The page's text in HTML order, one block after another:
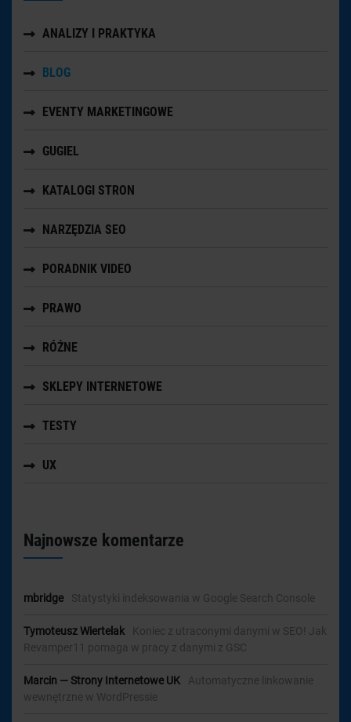
ANALIZY I PRAKTYKA
BLOG
EVENTY MARKETINGOWE
GUGIEL
KATALOGI STRON
NARZĘDZIA SEO
PORADNIK VIDEO
PRAWO
RÓŻNE
SKLEPY INTERNETOWE
TESTY
UX
Najnowsze komentarze
mbridge- Statystyki indeksowania w Google Search Console
Tymoteusz Wiertelak
Koniec z utraconymi danymi w SEO! Jak
Revamper11 pomaga w pracy z danymi z GSC
Marcin — Strony Internetowe UK
Automatyczne linkowanie
wewnętrzne w WordPressie